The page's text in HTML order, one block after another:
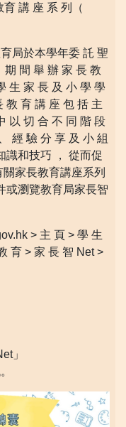
講 座 系 列（
局於本學年委 託 聖
期 間 舉 辦 家 長 教
生 家 長 及 小 學 學
教 育 講 座 包 括 主
以 切 合 不 同 階 段
經 驗 分 享 及 小 組
識和技巧 ， 從而促
家長教育講座系列
或瀏覽教育局家長智
> 主 頁 > 學 生
育 > 家 長 智 Net >
」